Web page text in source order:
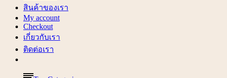
สินค้าของเรา
My account
Checkout
เกี่ยวกับเรา
ติดต่อเรา